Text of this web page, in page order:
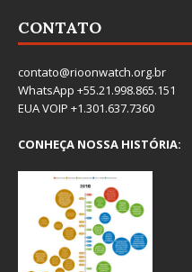
CONTATO
contato@rioonwatch.org.br
WhatsApp +55.21.998.865.151
EUA VOIP +1.301.637.7360
CONHEÇA NOSSA HISTÓRIA: